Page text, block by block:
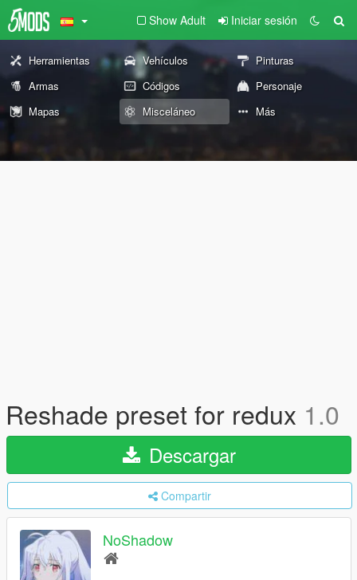
Show Adult Iniciar sesión
Herramientas Vehículos
Pinturas
Armas
Códigos
Personaje
Mapas
Misceláneo Más
Reshade preset for redux 1.0
Descargar
Compartir
NoShadow